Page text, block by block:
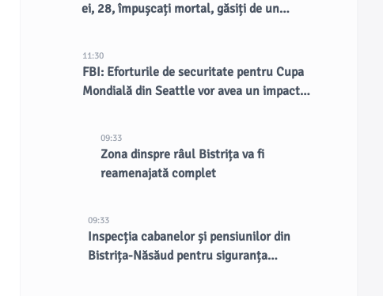
ei, 28, împușcați mortal, găsiți de un
11:30
FBI: Eforturile de securitate pentru Cupa
Mondială din Seattle vor avea un impact
09:33
Zona dinspre râul Bistrița va fi
reamenajată complet
09:33
Inspecția cabanelor și pensiunilor din
Bistrița-Năsăud pentru siguranța